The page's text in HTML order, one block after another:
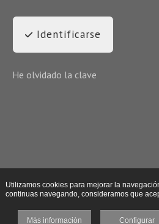
Identificarse
He olvidado la clave
Utilizamos cookies para mejorar la
continuas navegando, consideramos que
Más información Configurar